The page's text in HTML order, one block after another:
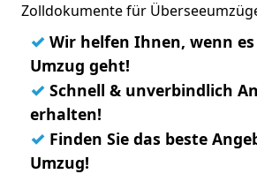
Zolldokumente für
✓ Wir helfen Ihnen, wenn
Umzug geht!
✓ Schnell & unverbindlich
erhalten!
✓ Finden Sie das beste
Umzug!